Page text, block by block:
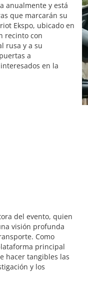
anualmente y está
que marcarán su
Ekspo, ubicado en
recinto con
rusa y a su
a
en la
del evento, quien
visión profunda
Como
principal
hacer tangibles las
y los